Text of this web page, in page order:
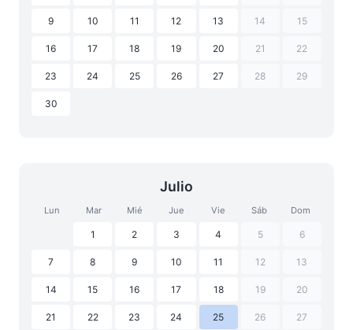
9 10 11 12 13 14 15
16 17 18 19 20 21 22
23 24 25 26 27 28 29
30
Julio
Lun Mar Mié Jue Vie Sáb Dom
1 2 3 4 5 6
7 8 9 10 11 12 13
14 15 16 17 18 19 20
21 22 23 24 25 26 27